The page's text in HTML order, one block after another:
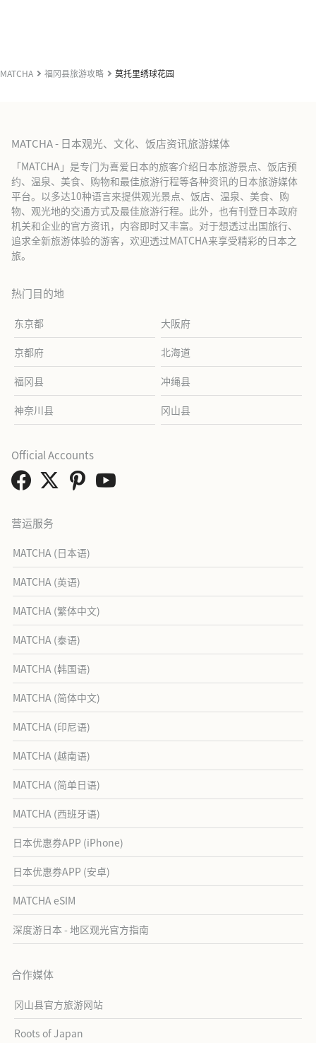
MATCHA 福冈县旅游攻略 莫托里绣球花园
MATCHA - 日本观光、文化、饭店资讯旅游媒体
「MATCHA」是专门为喜爱日本的旅客介绍日本旅游景点、饭店预
约、温泉、美食、购物和最佳旅游行程等各种资讯的日本旅游媒体
平台。以多达10种语言来提供观光景点、饭店、温泉、美食、购
物、观光地的交通方式及最佳旅游行程。此外，也有刊登日本政府
机关和企业的官方资讯，内容即时又丰富。对于想透过出国旅行、
追求全新旅游体验的游客，欢迎透过MATCHA来享受精彩的日本之
旅。
热门目的地
东京都 大阪府
京都府 北海道
福冈县 冲绳县
神奈川县 冈山县
营运服务
MATCHA (日本语)
MATCHA (英语)
MATCHA (繁体中文)
MATCHA (泰语)
MATCHA (韩国语)
MATCHA (简体中文)
MATCHA (印尼语)
MATCHA (越南语)
MATCHA (简单日语)
MATCHA (西班牙语)
日本优惠券APP (iPhone)
日本优惠券APP (安卓)
MATCHA eSIM
深度游日本 - 地区观光官方指南
合作媒体
冈山县官方旅游网站
Roots of Japan
Official Accounts